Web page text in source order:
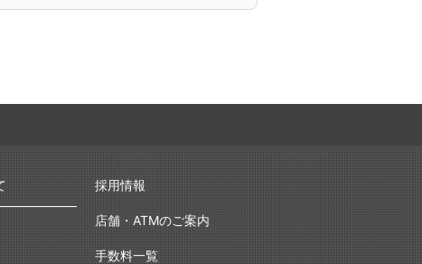
採用情報
店舗・ATMのご案内
手数料一覧